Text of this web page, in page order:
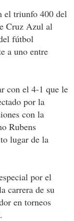
el triunfo 400 del
Cruz Azul al
fútbol
a uno entre
con el 4-1 que le
por la
con la
Rubens
lugar de la
por el
carrera de su
en torneos